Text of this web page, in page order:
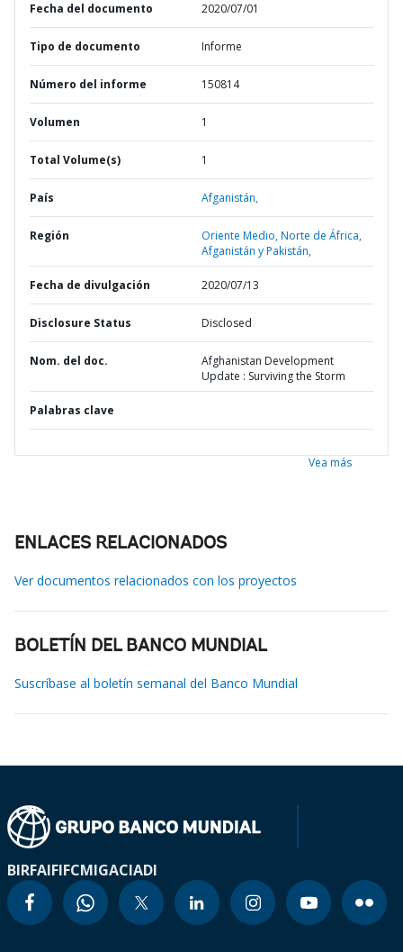
Fecha del documento 2020/07/01
Tipo de documento Informe
Número del informe 150814
Volumen 1
Total Volume(s) 1
País Afganistán,
Región
Oriente Medio, Norte de África,
Afganistán y Pakistán,
Fecha de divulgación 2020/07/13
Disclosure Status Disclosed
Nom. del doc.
Afghanistan Development
Update : Surviving the Storm
Palabras clave
Vea más
ENLACES RELACIONADOS
Ver documentos relacionados con los proyectos
BOLETÍN DEL BANCO MUNDIAL
Suscríbase al boletín semanal del Banco Mundial
BIRFAIFIFCMIGACIADI